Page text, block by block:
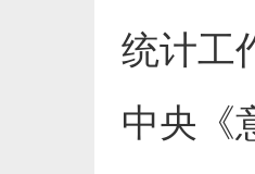
统计工
中央《